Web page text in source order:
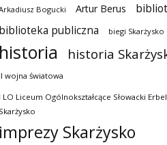
Bogucki Artur Berus
biblioteka publiczna
biegi Skarżysko
historia historia
II wojna światowa
I LO Liceum Ogólnokształcące Słowacki Erbel
Skarżysko
imprezy Skarżysko